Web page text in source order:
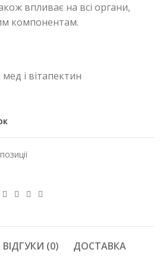
впливає на всі органи,
компонентам.
і вітапектин
ВІДГУКИ (0) ДОСТАВКА